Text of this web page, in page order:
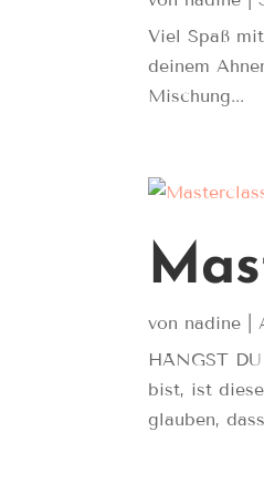
Viel Spaß
deinem
Mischung...
von nadine |
HÄNGST
bist, ist
glauben,